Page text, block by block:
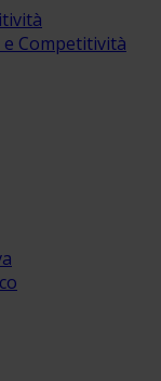
Competitività